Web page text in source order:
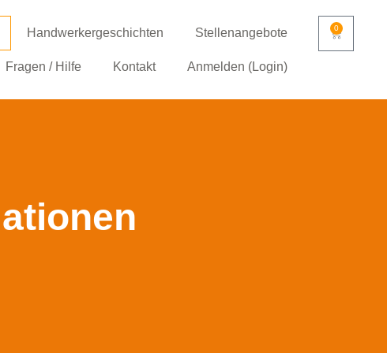
Handwerkergeschichten Stellenangebote
Fragen / Hilfe Kontakt Anmelden (Login)
0